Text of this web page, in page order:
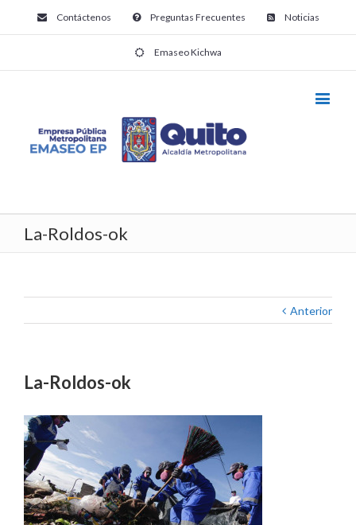
Contáctenos Preguntas Frecuentes Noticias
Emaseo Kichwa
La-Roldos-ok
Anterior
La-Roldos-ok